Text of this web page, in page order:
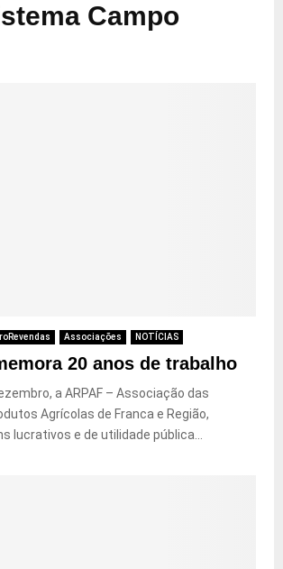
Campo
Associações NOTÍCIAS
20 anos de trabalho
a ARPAF – Associação das
Agrícolas de Franca e Região,
lucrativos e de utilidade pública...